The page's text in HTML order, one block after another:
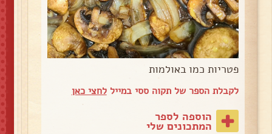
פטריות כמו באולמות
לקבלת הספר של תקוה ססי במייללחצי כאן
הוספה לספר
המתכונים שלי